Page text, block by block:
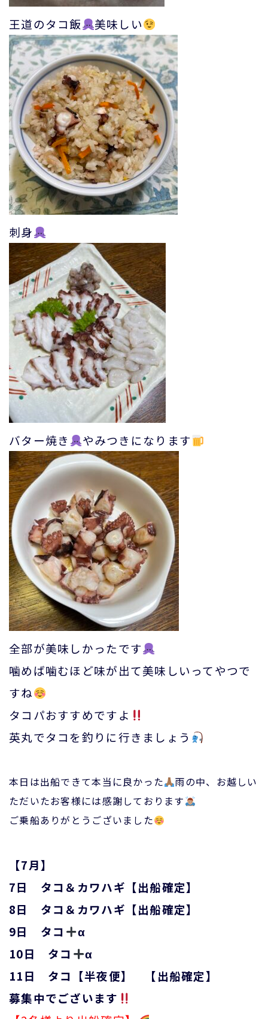
王道のタコ飯 美味しい
刺身
バター焼き やみつきになります
全部が美味しかったです
噛めば噛むほど味が出て美味しいってやつで
すね
タコパおすすめですよ
英丸でタコを釣りに行きましょう
本日は出船できて本当に良かった
雨の中、お越しい
ただいたお客様には感謝しております
ご乗船ありがとうございました
【7月】
7日 タコ＆カワハギ【出船確定】
8日 タコ＆カワハギ【出船確定】
9日 タコ
α
10日 タコ
α
11日 タコ【半夜便】 【出船確定】
募集中でございます